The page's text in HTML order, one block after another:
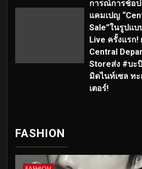
การณ์การช้อ
แคมเปญ
Sale”ในรูปแบ
Live ครั้งแรก!
Central
Storeส่ง #บะ
มิดไนท์เซล ท
เตอร์!
FASHION